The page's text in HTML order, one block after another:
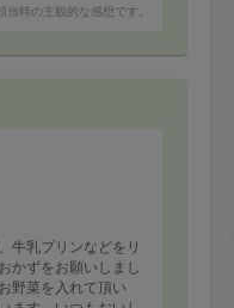
当時の主観的な感想です。
牛乳プリンなどをリ
かずをお願いしまし
野菜を入れて頂い